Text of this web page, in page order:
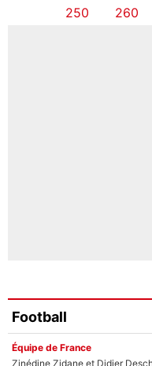
250
260
Football
Équipe de France